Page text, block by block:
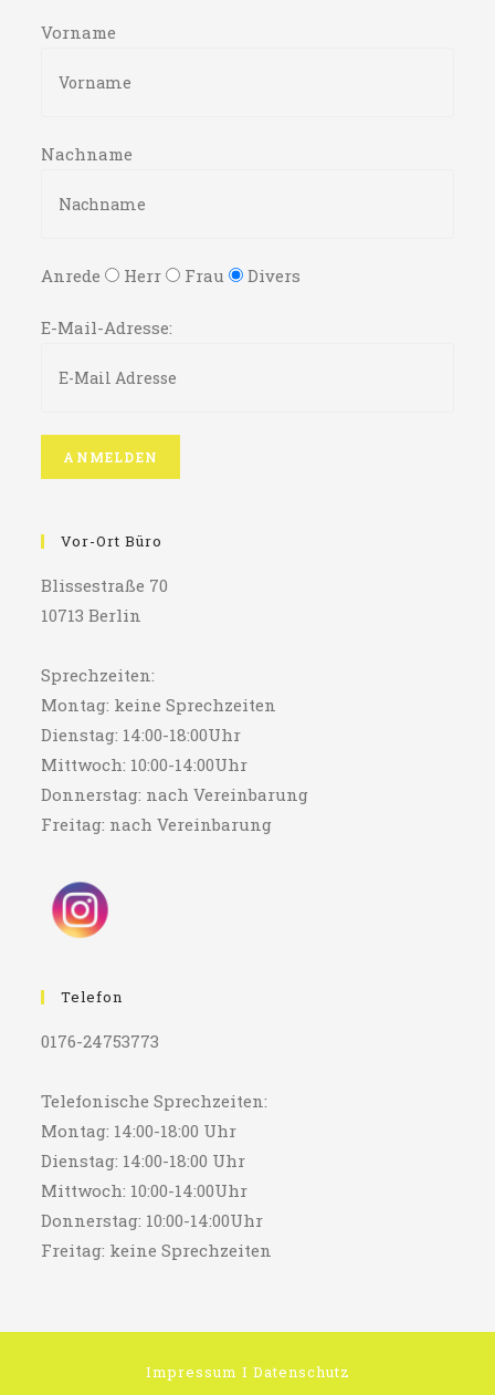
Vorname
Nachname
Anrede Herr Frau Divers
E-Mail-Adresse:
Vor-Ort Büro
Blissestraße 70
10713 Berlin
Sprechzeiten:
Montag: keine Sprechzeiten
Dienstag: 14:00-18:00Uhr
Mittwoch: 10:00-14:00Uhr
Donnerstag: nach Vereinbarung
Freitag: nach Vereinbarung
Telefon
0176-24753773
Telefonische Sprechzeiten:
Montag: 14:00-18:00 Uhr
Dienstag: 14:00-18:00 Uhr
Mittwoch: 10:00-14:00Uhr
Donnerstag: 10:00-14:00Uhr
Freitag: keine Sprechzeiten
Impressum I Datenschutz